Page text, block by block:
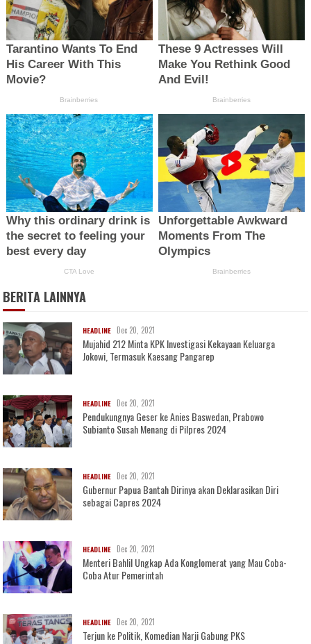
BERITA LAINNYA
HEADLINE Dec 20, 2021
Mujahid 212 Minta KPK Investigasi Kekayaan Keluarga
Jokowi, Termasuk Kaesang Pangarep
HEADLINE Dec 20, 2021
Pendukungnya Geser ke Anies Baswedan, Prabowo
Subianto Susah Menang di Pilpres 2024
HEADLINE Dec 20, 2021
Gubernur Papua Bantah Dirinya akan Deklarasikan Diri
sebagai Capres 2024
HEADLINE Dec 20, 2021
Menteri Bahlil Ungkap Ada Konglomerat yang Mau Coba-
Coba Atur Pemerintah
HEADLINE Dec 20, 2021
Terjun ke Politik, Komedian Narji Gabung PKS